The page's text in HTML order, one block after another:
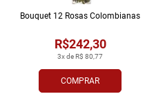
COMPRAR
3x de R$ 80,77
R$242,30
Bouquet 12 Rosas Colombianas